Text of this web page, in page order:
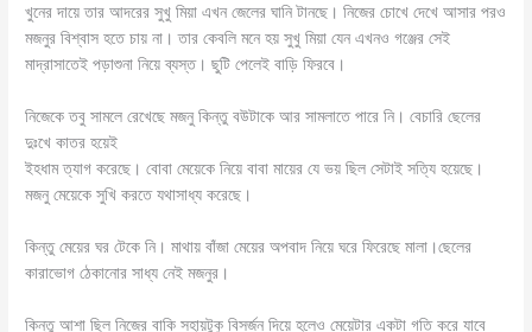
খুনের দায়ে তার আদরের সুখু মিয়া এখন জেলের ঘানি টানছে। নিজের চোখে দেখে আসার পরও
মজনুর বিশ্বাস হতে চায় না। তার কেবলি মনে হয় সুখু মিয়া যেন এখনও গঞ্জের সেই
মাদ্রাসাতেই পড়াশুনা নিয়ে ব্যস্ত। ছুটি পেলেই বাড়ি ফিরবে।
নিজেকে তবু সামলে রেখেছে মজনু কিন্তু বউটাকে আর সামলাতে পারে নি। বেচারি ছেলের
দুঃখে কাতর হয়েই
ইহধাম ত্যাগ করেছে। বোবা মেয়েকে নিয়ে বাবা মায়ের যে ভয় ছিল সেটাই সত্যি হয়েছে।
মজনু মেয়েকে সুখি করতে যথাসাধ্য করেছে।
কিন্তু মেয়ের ঘর টেকে নি। মাথায় বাঁজা মেয়ের অপবাদ নিয়ে ঘরে ফিরেছে মালা।ছেলের
কারাভোগ ঠেকানোর সাধ্য নেই মজনুর।
কিন্তু আশা ছিল নিজের বাকি সহায়টুকু বিসর্জন দিয়ে হলেও মেয়েটার একটা গতি করে যাবে